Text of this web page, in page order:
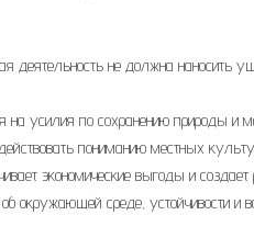
деятельность не должна наносить
усилия по сохранению природы и
пониманию местных
экономические выгоды и
окружающей среде, устойчивости и